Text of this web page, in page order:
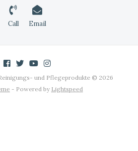
Call Email
und Pflegeprodukte © 2026
- Powered by Lightspeed